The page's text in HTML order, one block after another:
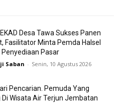
Desa Tawa Sukses Panen
Fasilitator Minta Pemda Halsel
Penyediaan Pasar
Saban - Senin, 10 Agustus 2026
Pencarian. Pemuda Yang
Di Wisata Air Terjun Jembatan